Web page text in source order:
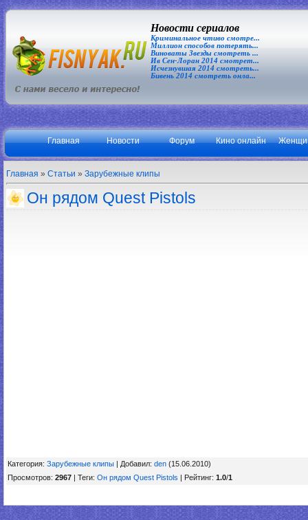
Новости сериалов
Криминальное чтиво смотре...
Миллион способов потерять...
Виноваты Звезды смотреть ...
Ив Сен-Лоран 2014 смотрет...
Исчезнувшая 2014 смотреть...
Бивень 2014 смотреть онла...
Главная Новости Форум Кино онлайн
Главная » Статьи » Зарубежные клипы
Он рядом Quest Pistols
Категория: Зарубежные клипы | Добавил: den (15.06.2010)
Просмотров: 2967 | Теги: Он рядом Quest Pistols | Рейтинг: 1.0/1